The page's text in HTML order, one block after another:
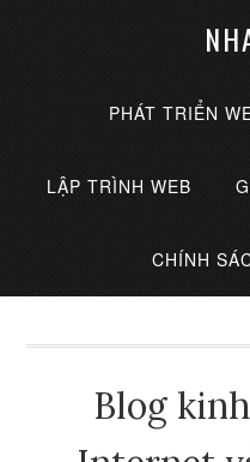
PHÁT TRIỂN
LẬP TRÌNH WEB
CHÍNH
Blog